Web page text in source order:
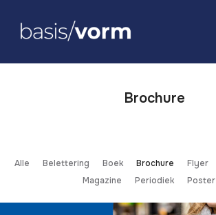
Brochure
Alle Belettering Boek Brochure Flyer
Magazine
Periodiek Poster